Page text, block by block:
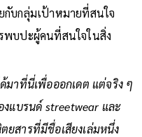
บกลุ่มเป้าหมายที่สนใจ
พบปะผู้คนที่สนใจในสิ่ง
มาที่นี่เพื่อออกเดต แต่จริง ๆ
งแบรนด์ streetwear และ
ยสารที่มีชื่อเสียงเล่มหนึ่ง